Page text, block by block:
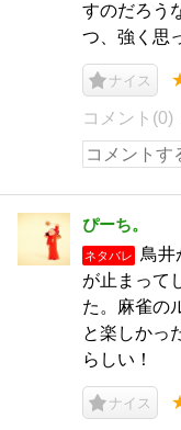
すのだろう
つ、強く思
ナイス
コメント(0)
ぴーち。
ネタバレ
鳥井
が止まって
た。麻雀の
と楽しかっ
らしい！
ナイス